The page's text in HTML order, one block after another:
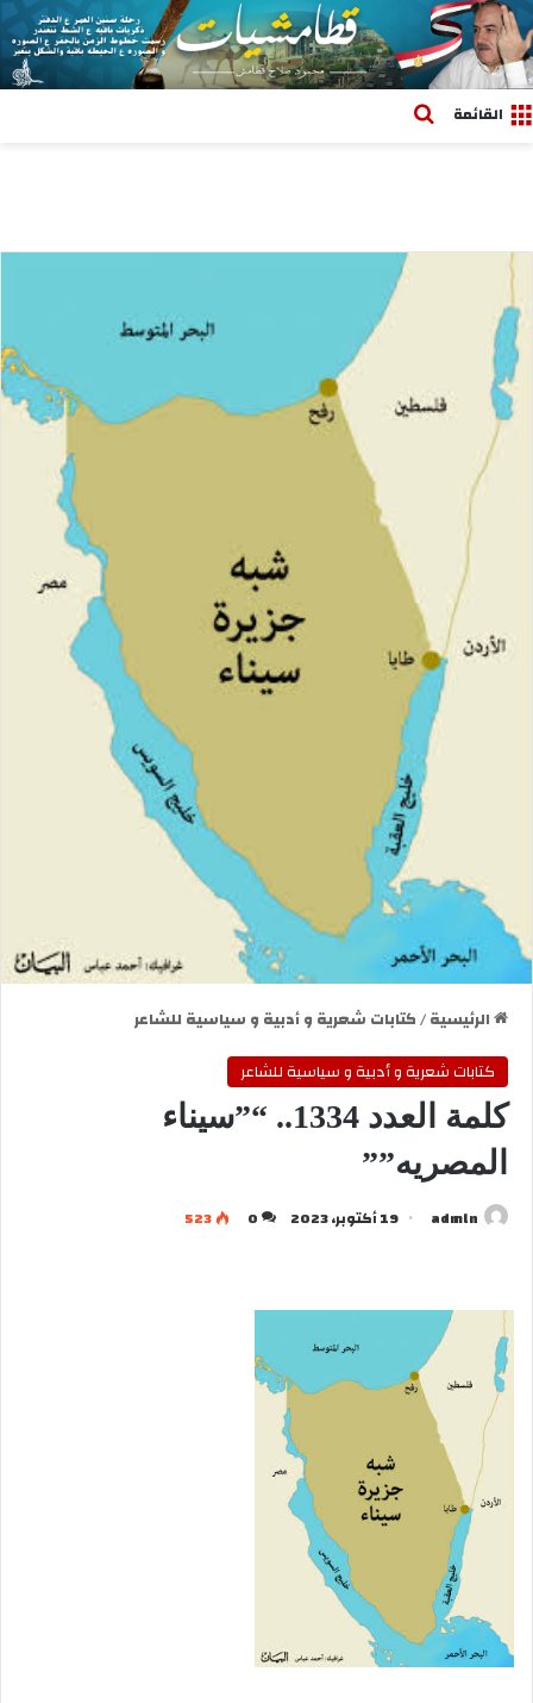
القائمة
الرئيسية/كتابات شعرية و أدبية و سياسية للشاعر
كتابات شعرية و أدبية و سياسية للشاعر
كلمة العدد 1334.. “”سيناء
المصريه””
admln 19 أكتوبر، 2023 0
523